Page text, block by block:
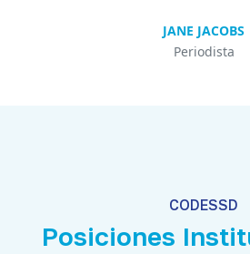
JANE JACOBS
Periodista
CODESSD
Posiciones